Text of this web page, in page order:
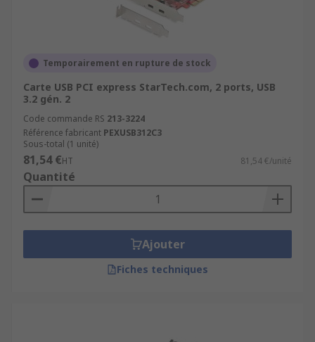
Temporairement en rupture de stock
Carte USB PCI express StarTech.com, 2 ports, USB
3.2 gén. 2
Code commande RS 213-3224
Référence fabricant PEXUSB312C3
Sous-total (1 unité)
81,54 €HT 81,54 €/unité
Quantité
Ajouter
Fiches techniques